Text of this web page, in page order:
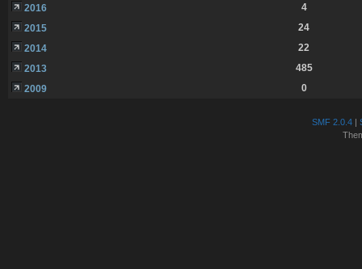
2016
4
2015
24
2014
22
2013
485
2009
0
SMF 2.0.4|